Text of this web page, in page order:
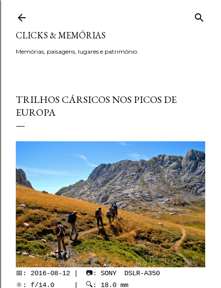
CLICKS & MEMÓRIAS
Memórias, paisagens, lugares e património
TRILHOS CÁRSICOS NOS PICOS DE
EUROPA
📅: 2016-08-12 | 📷: SONY DSLR-A350
🔆: f/14.0 | 🔍: 18.0 mm